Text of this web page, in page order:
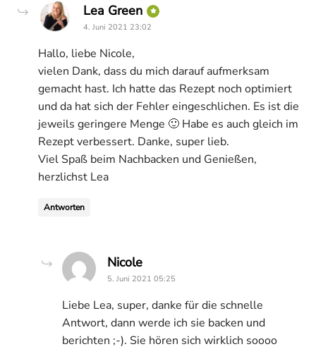
Lea Green says:
4. Juni 2021 23:02
Hallo, liebe Nicole,
vielen Dank, dass du mich darauf aufmerksam
gemacht hast. Ich hatte das Rezept noch optimiert
und da hat sich der Fehler eingeschlichen. Es ist die
jeweils geringere Menge 🙂 Habe es auch gleich im
Rezept verbessert. Danke, super lieb.
Viel Spaß beim Nachbacken und Genießen,
herzlichst Lea
Antworten
Nicolesays:
5. Juni 2021 05:25
Liebe Lea, super, danke für die schnelle
Antwort, dann werde ich sie backen und
berichten ;-). Sie hören sich wirklich soooo